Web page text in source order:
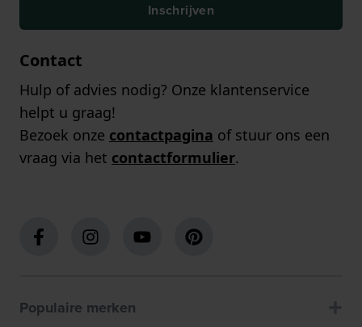
Inschrijven
Contact
Hulp of advies nodig? Onze klantenservice
helpt u graag!
Bezoek onze contactpagina of stuur ons een
vraag via het contactformulier.
Populaire merken